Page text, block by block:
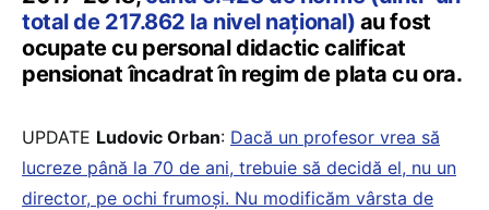
total de 217.862 la nivel național) au fost
ocupate cu personal didactic calificat
pensionat încadrat în regim de plata cu ora.
UPDATE Ludovic Orban: Dacă un profesor vrea să
lucreze până la 70 de ani, trebuie să decidă el, nu un
director, pe ochi frumoși. Nu modificăm vârsta de